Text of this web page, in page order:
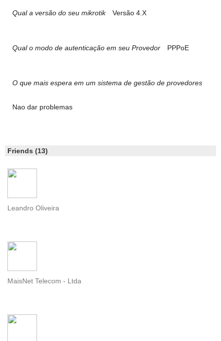
Qual a versão do seu mikrotik Versão 4.X
Qual o modo de autenticação em seu Provedor PPPoE
O que mais espera em um sistema de gestão de provedores
Nao dar problemas
Friends (13)
Leandro Oliveira
MaisNet Telecom - Ltda